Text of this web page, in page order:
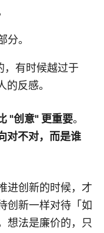
。
，有时候越过于
反感。
"创意" 更重要。
对不对，而是谁
进创新的时候，才
创新一样对待「如
想法是廉价的，只